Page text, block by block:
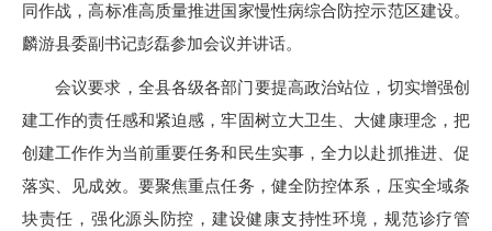
同作战，高标准高质量推进国家慢性病综合防控示范区建设。
麟游县委副书记彭磊参加会议并讲话。
会议要求，全县各级各部门要提高政治站位，切实增强创
建工作的责任感和紧迫感，牢固树立大卫生、大健康理念，把
创建工作作为当前重要任务和民生实事，全力以赴抓推进、促
落实、见成效。要聚焦重点任务，健全防控体系，压实全域条
块责任，强化源头防控，建设健康支持性环境，规范诊疗管